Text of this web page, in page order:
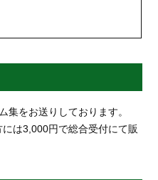
集をお送りしております。
は3,000円で総合受付にて販